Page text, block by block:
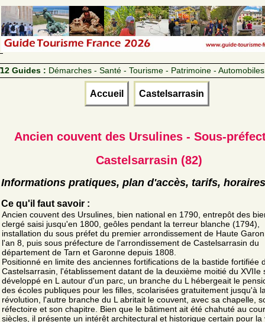
12 Guides : Démarches - Santé - Tourisme - Patrimoine - Automobiles
Accueil Castelsarrasin
Ancien couvent des Ursulines - Sous-
Castelsarrasin (82)
Informations pratiques, plan d'accès, tarifs, horaires
Ce qu'il faut savoir :
Ancien couvent des Ursulines, bien national en 1790, entrepôt des
clergé saisi jusqu'en 1800, geôles pendant la terreur blanche (1794),
installation du sous préfet du premier arrondissement de Haute
l'an 8, puis sous préfecture de l'arrondissement de Castelsarrasin du
département de Tarn et Garonne depuis 1808.
Positionné en limite des anciennes fortifications de la bastide fortifiée
Castelsarrasin, l'établissement datant de la deuxième moitié du XVIIe
développé en L autour d'un parc, un branche du L hébergeait le
des écoles publiques pour les filles, scolarisées gratuitement jusqu'à
révolution, l'autre branche du L abritait le couvent, avec sa chapelle,
réfectoire et son chapitre. Bien que le bâtiment ait été chahuté au
siècles, il présente un intérêt architectural et historique certain pour la